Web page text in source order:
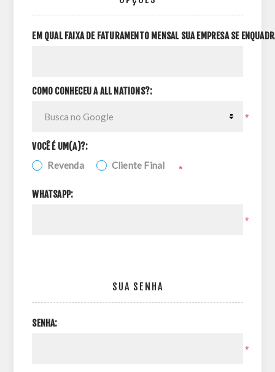
EM QUAL FAIXA DE FATURAMENTO MENSAL SUA EMPRESA SE
COMO CONHECEU A ALL NATIONS?:
*
VOCÊ É UM(A)?:
Revenda Cliente Final *
WHATSAPP:
*
SUA SENHA
SENHA:
*